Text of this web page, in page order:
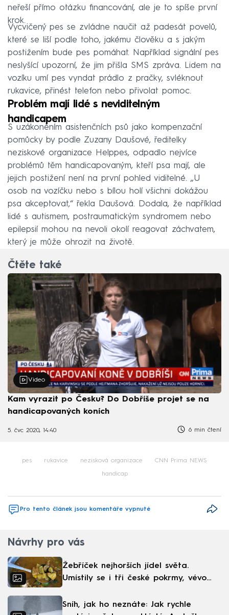
neřeší přímo otázku financování, ale je to spíše první
krok.
Vycvičený pes se zvládne naučit až padesát povelů,
které se liší podle toho, jakému člověku a s jakým
postižením bude pes pomáhat. Například signální pes
neslyšící upozorní, že jim přišla SMS zpráva. Lidem na
vozíku umí pes vyndat prádlo z pračky, svléknout
rukavice, přinést telefon nebo přivolat pomoc.
Problém mají lidé s neviditelným
handicapem
S uzákoněním asistenčních psů jako kompenzační
pomůcky by podle Zuzany Daušové, ředitelky
neziskové organizace Helppes, odpadlo nejvíce
problémů těm handicapovaným, kteří psa mají, ale
jejich postižení není na první pohled viditelné. „U
osob na vozíčku nebo s bílou holí všichni dokážou
psa akceptovat,“ řekla Daušová. Dodala, že například
lidé s autismem, postraumatickým syndromem nebo
epilepsií mohou na nevoli okolí reagovat záchvatem,
který je může ohrozit na životě.
Čtěte také
Video
Kam vyrazit po Česku? Do Dobříše projet se na
handicapovaných koních
5. čvc 2020, 14:40 6 min čtení
pes rukavice nezisková organizace CNN Prima NEWS
handicap
Pro tento článek jsou komentáře vypnuté
Návrhy pro vás
Žebříček nejhorších jídel světa.
Umístily se i tři české pokrmy, vévodí
Sníh, jak ho neznáte: Jak rychle